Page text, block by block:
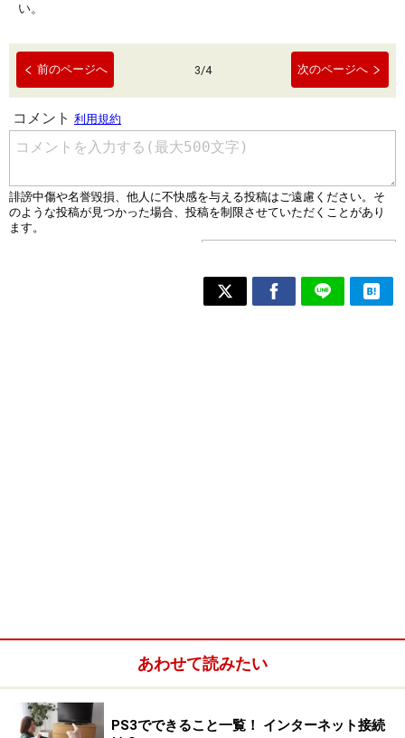
い。
前のページへ 3/4 次のページへ
あわせて読みたい
PS3でできること一覧！ インターネット接続